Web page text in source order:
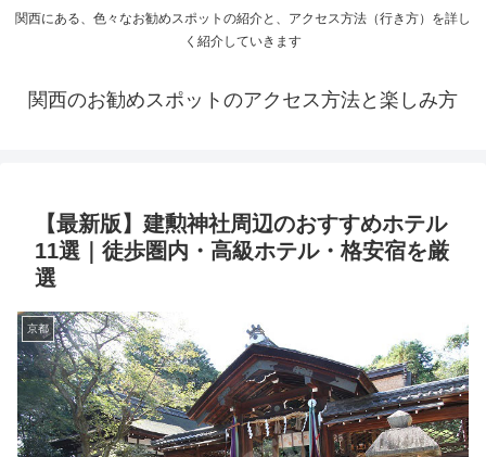
関西にある、色々なお勧めスポットの紹介と、アクセス方法（行き方）を詳し
く紹介していきます
関西のお勧めスポットのアクセス方法と楽しみ方
【最新版】建勲神社周辺のおすすめホテル
11選｜徒歩圏内・高級ホテル・格安宿を厳
選
京都